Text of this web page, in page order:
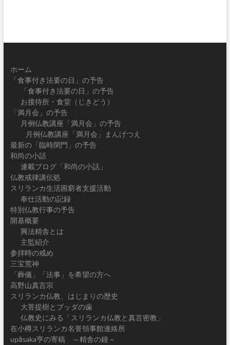
ホーム
「食事付き法要の日」の予告
「食事付き法要の日」の予告
お接待所・食堂（じきどう）
「満月会」の予告
月例仏教講座「満月会」の予告
月例仏教講座「満月会」まんげつえ
最新の「臨時閉門」の予告
和尚の小話
連載ブログ「和尚の小話」
仏教戒律講伝処
スリランカ生活困窮者支援活動
奉仕活動の記録
特別仏教行事の予告
開基概要
興法精舎とは
主監紹介
参拝時の戒め
三宝荒神
「葬儀」「法事」を希望の方へ
高野山真言宗
スリランカ仏教、はじまりの歴史
大菩提樹とブッダの歯
仏教史にみる「スリランカ仏教と真言密教」
在小樽スリランカ名誉領事館連絡所
upāsaka亨の寄稿 ～精舎の鐘～